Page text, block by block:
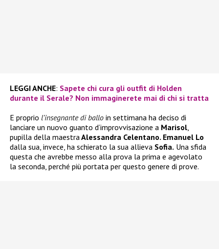
LEGGI ANCHE: Sapete chi cura gli outfit di Holden
durante il Serale? Non immaginerete mai di chi si tratta
E proprio l’insegnante di ballo in settimana ha deciso di
lanciare un nuovo guanto d’improvvisazione a Marisol,
pupilla della maestraAlessandra Celentano. Emanuel Lo
dalla sua, invece, ha schierato la sua allieva Sofia. Una sfida
questa che avrebbe messo alla prova la prima e agevolato
la seconda, perché più portata per questo genere di prove.